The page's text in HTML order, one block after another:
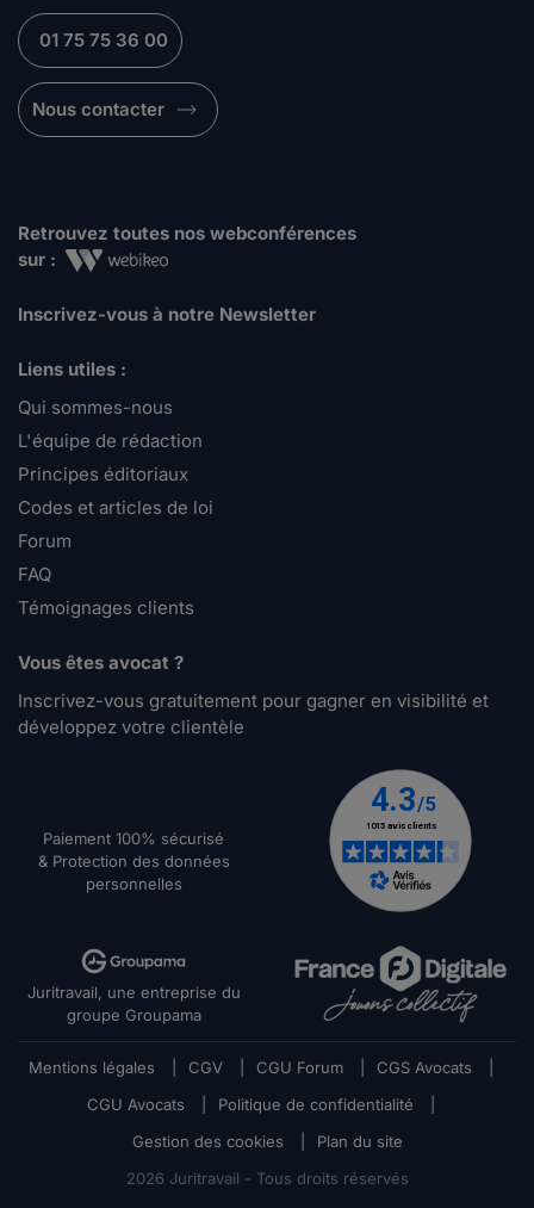
01 75 75 36 00
Nous contacter
Retrouvez toutes nos webconférences
sur :
Inscrivez-vous à notre Newsletter
Liens utiles :
Qui sommes-nous
L'équipe de rédaction
Principes éditoriaux
Codes et articles de loi
Forum
FAQ
Témoignages clients
Vous êtes avocat ?
Inscrivez-vous gratuitement pour gagner en visibilité et
développez votre clientèle
Paiement 100% sécurisé
& Protection des données
personnelles
Juritravail, une entreprise du
groupe Groupama
Mentions légales CGV CGU Forum CGS Avocats
CGU Avocats
Politique de confidentialité
Gestion des cookies
Plan du site
2026 Juritravail - Tous droits réservés